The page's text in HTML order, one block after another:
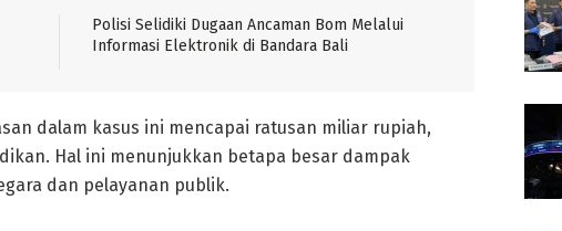
Polisi Selidiki Dugaan Ancaman Bom Melalui
Informasi Elektronik di Bandara Bali
dalam kasus ini mencapai ratusan miliar rupiah,
Hal ini menunjukkan betapa besar dampak
dan pelayanan publik.